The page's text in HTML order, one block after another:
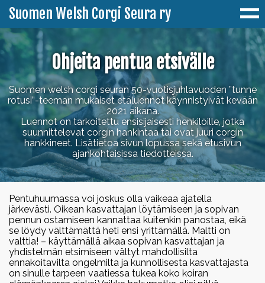
Suomen Welsh Corgi Seura ry
Ajankohtaista
Yhdistys
Jäseneksi
Corgiset-lehti
CorgistiShop
Historia
Toimihenkilöt & yhteystiedot
Alaosastot
Corgeista
Welsh Corgi Pembroke
Pembroken värit
Welsh Corgi Cardigan
Cardiganin värit
Harrastukset
Paimennus
Minustako corgin omistaja?
Ohjeita pentua etsivälle
Jalostus
Jalostuksen tavoiteohjelmat
Jalostussuositukset
Selkästrategia
Terveys
Terveystietopankki
Rodussa esiintyvät sairaudet ja viat
CDDY/IVDD ja CDPA
Tapahtumat
Erikoisnäyttely 2026
Tulokset
Ohjeita pentua etsivälle
Suomen welsh corgi seuran 50-vuotisjuhlavuoden ”tunne
rotusi”-teeman mukaiset etäluennot käynnistyivät kevään
2021 aikana.
Luennot on tarkoitettu ensisijaisesti henkilöille, jotka
suunnittelevat corgin hankintaa tai ovat juuri corgin
hankkineet. Lisätietoa sivun lopussa sekä etusivun
ajankohtaisissa tiedotteissa.
Pentuhuumassa voi joskus olla vaikeaa ajatella
järkevästi. Oikean kasvattajan löytämiseen ja sopivan
pennun ostamiseen kannattaa kuitenkin panostaa, eikä
se löydy välttämättä heti ensi yrittämällä. Maltti on
valttia! – käyttämällä aikaa sopivan kasvattajan ja
yhdistelmän etsimiseen vältyt mahdollisilta
ennakoitavilta ongelmilta ja kunnollisesta kasvattajasta
on sinulle tarpeen vaatiessa tukea koko koiran